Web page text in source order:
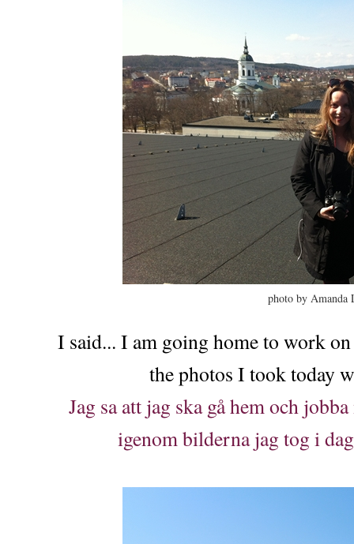
photo by Amanda
I said... I am going home to work
the photos I took today
Jag sa att jag ska gå hem och
igenom bilderna jag tog i